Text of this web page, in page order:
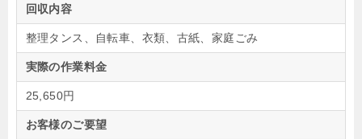
回収内容
整理タンス、自転車、衣類、古紙、家庭ごみ
実際の作業料金
25,650円
お客様のご要望